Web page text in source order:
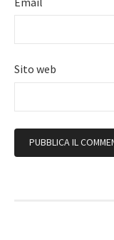
Sito web